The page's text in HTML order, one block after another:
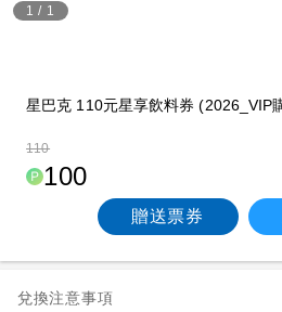
1 / 1
星巴克 110元星享飲料券 (2026_VIP
110
100
贈送票券
兌換注意事項